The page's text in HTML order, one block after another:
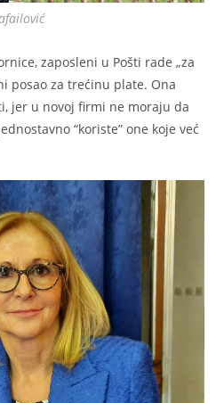
zaposleni u Pošti rade „za
posao za trećinu plate. Ona
jer u novoj firmi ne moraju da
“koriste” one koje već